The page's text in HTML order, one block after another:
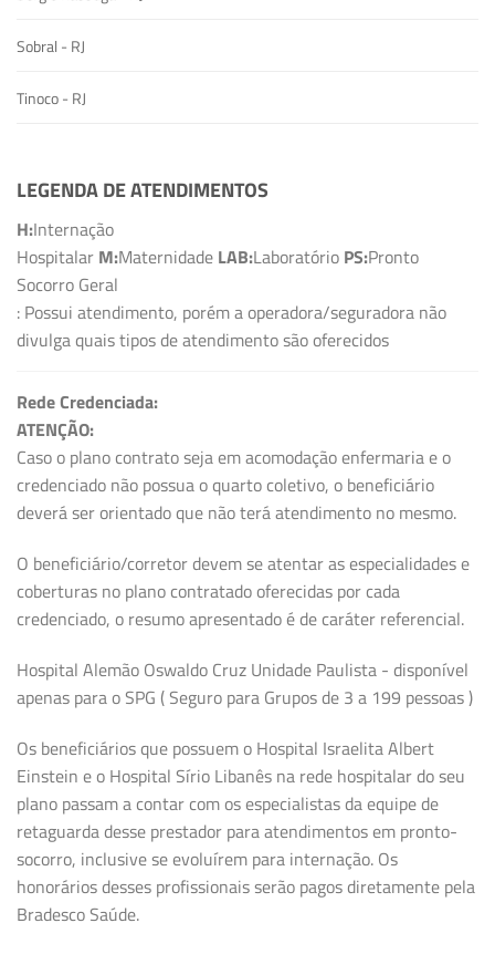
Sobral - RJ
Tinoco - RJ
LEGENDA DE ATENDIMENTOS
H:Internação
Hospitalar M:Maternidade LAB:Laboratório PS:Pronto
Socorro Geral
: Possui atendimento, porém a operadora/seguradora não
divulga quais tipos de atendimento são oferecidos
Rede Credenciada:
ATENÇÃO:
Caso o plano contrato seja em acomodação enfermaria e o
credenciado não possua o quarto coletivo, o beneficiário
deverá ser orientado que não terá atendimento no mesmo.
O beneficiário/corretor devem se atentar as especialidades e
coberturas no plano contratado oferecidas por cada
credenciado, o resumo apresentado é de caráter referencial.
Hospital Alemão Oswaldo Cruz Unidade Paulista - disponível
apenas para o SPG ( Seguro para Grupos de 3 a 199 pessoas )
Os beneficiários que possuem o Hospital Israelita Albert
Einstein e o Hospital Sírio Libanês na rede hospitalar do seu
plano passam a contar com os especialistas da equipe de
retaguarda desse prestador para atendimentos em pronto-
socorro, inclusive se evoluírem para internação. Os
honorários desses profissionais serão pagos diretamente pela
Bradesco Saúde.